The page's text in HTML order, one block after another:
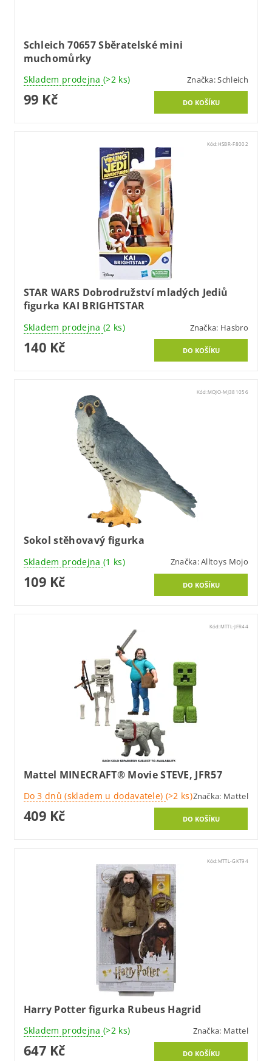
Schleich 70657 Sběratelské mini
muchomůrky
Skladem prodejna (>2 ks) Značka:Schleich
99 Kč
Kód:HSBR-F8002
STAR WARS Dobrodružství mladých Jediů
figurka KAI BRIGHTSTAR
Skladem prodejna (2 ks) Značka: Hasbro
140 Kč
Kód: MOJO-MJ381056
Sokol stěhovavý figurka
Skladem prodejna (1 ks) Značka:Alltoys Mojo
109 Kč
Kód: MTTL-JFR44
Mattel MINECRAFT® Movie STEVE, JFR57
Do 3 dnů (skladem u dodavatele) (>2 ks)Značka: Mattel
409 Kč
Kód: MTTL-GKT94
Harry Potter figurka Rubeus Hagrid
Skladem prodejna (>2 ks) Značka: Mattel
647 Kč